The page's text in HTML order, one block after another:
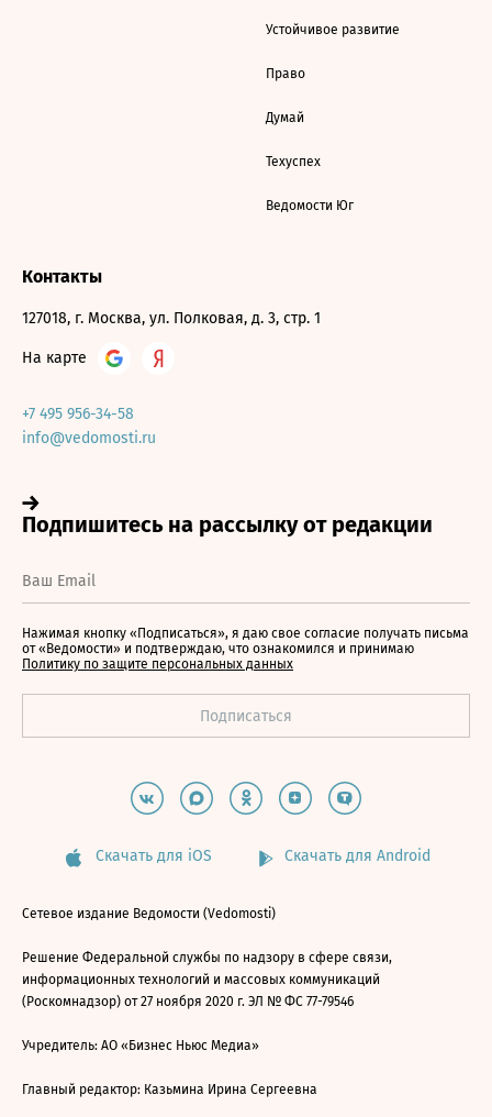
Устойчивое развитие
Право
Думай
Техуспех
Ведомости Юг
Контакты
127018, г. Москва, ул. Полковая, д. 3, стр. 1
На карте
+7 495 956-34-58
info@vedomosti.ru
Нажимая кнопку «Подписаться», я даю свое согласие получать письма
от «Ведомости» и подтверждаю, что ознакомился и принимаю
Политику по защите персональных данных
Скачать для iOS Скачать для Android
Сетевое издание Ведомости (Vedomosti)
Решение Федеральной службы по надзору в сфере связи,
информационных технологий и массовых коммуникаций
(Роскомнадзор) от 27 ноября 2020 г. ЭЛ № ФС 77-79546
Учредитель: АО «Бизнес Ньюс Медиа»
Главный редактор: Казьмина Ирина Сергеевна